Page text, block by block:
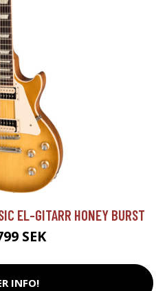
EL-GITARR HONEY BURST
SEK
INFO!